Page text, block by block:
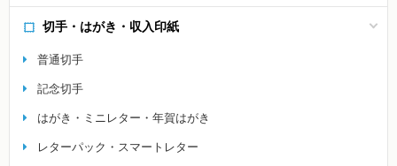
切手・はがき・収入印紙
普通切手
記念切手
はがき・ミニレター・年賀はがき
レターパック・スマートレター